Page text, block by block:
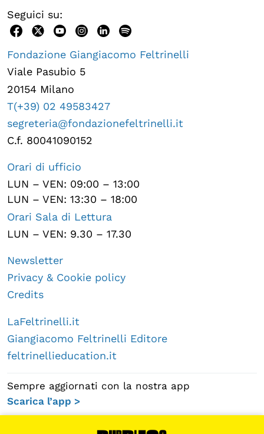
Classici del Pensiero Politico
Master e Executive Program
Seguici su:
Fondazione Giangiacomo Feltrinelli
Viale Pasubio 5
20154 Milano
T(+39) 02 49583427
segreteria@fondazionefeltrinelli.it
C.f. 80041090152
Orari di ufficio
LUN – VEN: 09:00 – 13:00
LUN – VEN: 13:30 – 18:00
Orari Sala di Lettura
LUN – VEN: 9.30 – 17.30
Newsletter
Privacy & Cookie policy
Credits
LaFeltrinelli.it
Giangiacomo Feltrinelli Editore
feltrinellieducation.it
Sempre aggiornati con la nostra app
Scarica l’app >